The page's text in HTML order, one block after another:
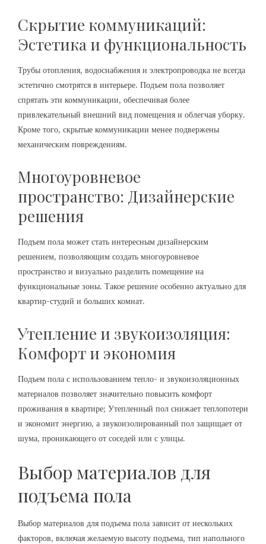
Скрытие коммуникаций:
Эстетика и функциональность
Трубы отопления, водоснабжения и электропроводка не всегда
эстетично смотрятся в интерьере. Подъем пола позволяет
спрятать эти коммуникации, обеспечивая более
привлекательный внешний вид помещения и облегчая уборку.
Кроме того, скрытые коммуникации менее подвержены
механическим повреждениям.
Многоуровневое
пространство: Дизайнерские
решения
Подъем пола может стать интересным дизайнерским
решением, позволяющим создать многоуровневое
пространство и визуально разделить помещение на
функциональные зоны. Такое решение особенно актуально для
квартир-студий и больших комнат.
Утепление и звукоизоляция:
Комфорт и экономия
Подъем пола с использованием тепло- и звукоизоляционных
материалов позволяет значительно повысить комфорт
проживания в квартире; Утепленный пол снижает теплопотери
и экономит энергию, а звукоизолированный пол защищает от
шума, проникающего от соседей или с улицы.
Выбор материалов для
подъема пола
Выбор материалов для подъема пола зависит от нескольких
факторов, включая желаемую высоту подъема, тип напольного